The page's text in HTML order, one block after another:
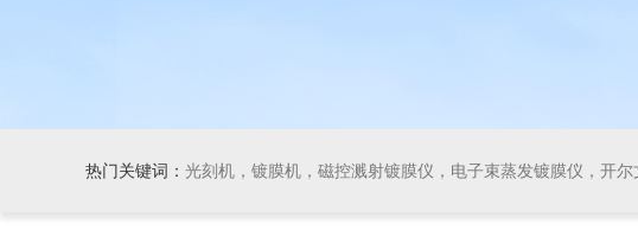
热门关键词： 光刻机，镀膜机，磁控溅射镀膜仪，电子束蒸发镀膜仪，开尔文探针系统(功函数测量)，气溶胶设备，气溶胶粒径谱仪，等离子